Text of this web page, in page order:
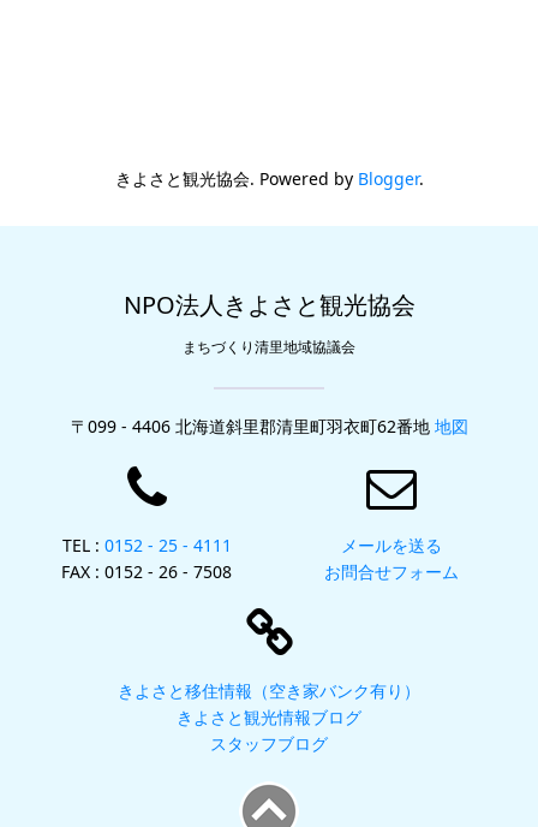
きよさと観光協会. Powered by Blogger.
NPO法人きよさと観光協会
まちづくり清里地域協議会
〒099 - 4406 北海道斜里郡清里町羽衣町62番地 地図
TEL : 0152 - 25 - 4111
FAX : 0152 - 26 - 7508
メールを送る
お問合せフォーム
きよさと移住情報（空き家バンク有り）
きよさと観光情報ブログ
スタッフブログ